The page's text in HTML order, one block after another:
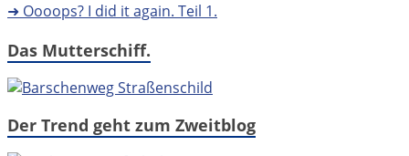
➜ Oooops? I did it again. Teil 1.
Das Mutterschiff.
Der Trend geht zum Zweitblog